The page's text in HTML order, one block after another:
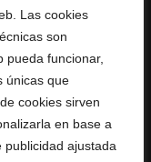
Las cookies
son
pueda funcionar,
únicas que
cookies sirven
en base a
ajustada